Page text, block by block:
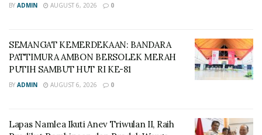
BY ADMIN AUGUST 6, 2026 0
SEMANGAT KEMERDEKAAN: BANDARA
PATTIMURA AMBON BERSOLEK MERAH
PUTIH SAMBUT HUT RI KE-81
BY ADMIN AUGUST 6, 2026 0
Lapas Namlea Ikuti Anev Triwulan II, Raih